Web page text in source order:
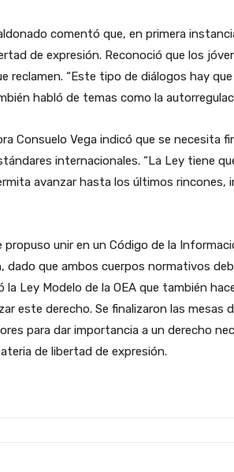
comentó que, en primera
de expresión. Reconoció que los
reclamen. “Este tipo de diálogos hay
habló de temas como la
Consuelo Vega indicó que se necesita
internacionales. “La Ley tiene
avanzar hasta los últimos rincones,
unir en un Código de la
dado que ambos cuerpos normativos
la Ley Modelo de la OEA que también
este derecho. Se finalizaron las mesas
para dar importancia a un derecho
de libertad de expresión.